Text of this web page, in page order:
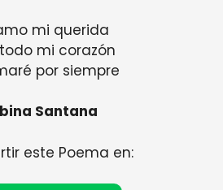
mi querida
mi corazón
por siempre
Santana
este Poema en: